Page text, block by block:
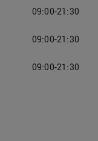
09:00-21:30
09:00-21:30
09:00-21:30